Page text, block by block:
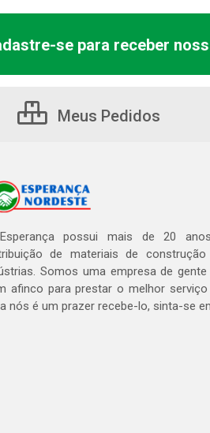
se para receber
Meus Pedidos
possui mais de 20
de materiais de
Somos uma empresa de
afinco para prestar o melhor
nós é um prazer recebe-lo, sinta-se